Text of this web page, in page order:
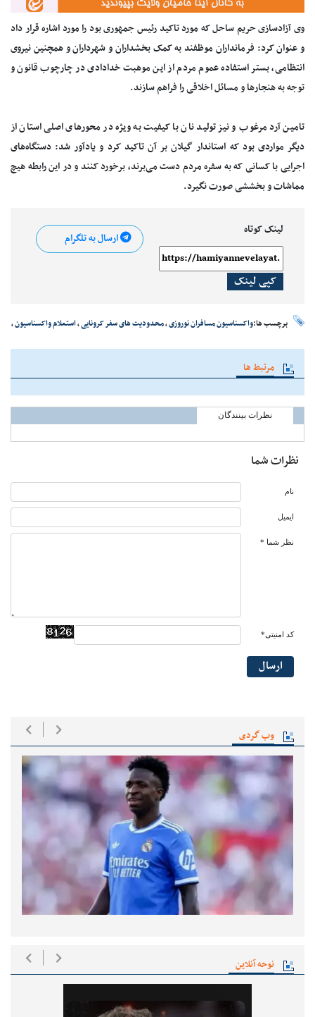
وب گردی
نوحه آنلاین
وی آزادسازی حریم ساحل که مورد تاکید رئیس جمهوری بود را مورد اشاره قرار داد
و عنوان کرد: فرمانداران موظفند به کمک بخشداران و شهرداران و همچنین نیروی
انتظامی، بستر استفاده عموم مردم از این موهبت خدادادی در چارچوب قانون و
توجه به هنجار‌ها و مسائل اخلاقی را فراهم سازند.
تامین آرد مرغوب و نیز تولید نان با کیفیت به ویژه در محور‌های اصلی استان از
دیگر مواردی بود که استاندار گیلان بر آن تاکید کرد و یادآور شد: دستگاه‌های
اجرایی با کسانی که به سفره مردم دست می‌برند، برخورد کنند و در این رابطه هیچ
مماشات و بخششی صورت نگیرد.
لینک کوتاه
کپی لینک
ارسال به تلگرام
برچسب ها:واکسناسیون مسافران نوروزی،محدودیت های سفر کرونایی،استعلام واکسناسیون،
مرتبط ها
نظرات بینندگان
نظرات شما
نام
ایمیل
نظر شما *
کد امنیتی*
ارسال